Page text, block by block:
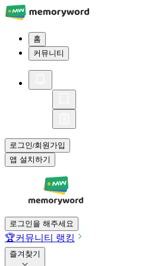
홈
커뮤니티
로그인/회원가입
앱 설치하기
로그인을 해주세요
🏆커뮤니티 랭킹
즐겨찾기